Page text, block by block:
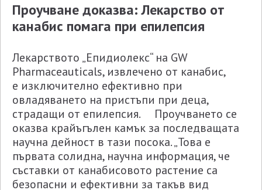
Проучване доказва: Лекарство от
канабис помага при епилепсия
Лекарството „Епидиолекс“ на GW
Pharmaceauticals, извлечено от канабис,
е изключително ефективно при
овладяването на пристъпи при деца,
страдащи от епилепсия. Проучването се
оказва крайъгълен камък за последващата
научна дейност в тази посока. „Това е
първата солидна, научна информация, че
съставки от канабисовото растение са
безопасни и ефективни за такъв вид